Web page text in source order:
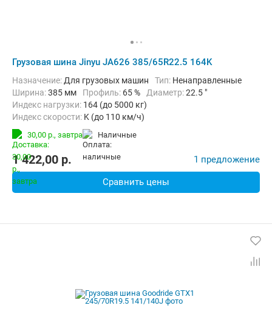
Грузовая шина Jinyu JA626 385/65R22.5 164K
Назначение: Для грузовых машин Тип: Ненаправленные
Ширина:385 мм Профиль: 65 % Диаметр:22.5 "
Индекс нагрузки: 164 (до 5000 кг)
Индекс скорости: K (до 110 км/ч)
30,00 р., завтра наличные
1 422,00 p. 1 предложение
Сравнить цены